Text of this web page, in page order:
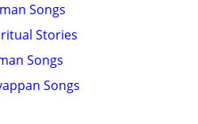
Songs
Stories
Songs
Songs